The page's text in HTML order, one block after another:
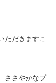
ただきますこ
ささやかなプ